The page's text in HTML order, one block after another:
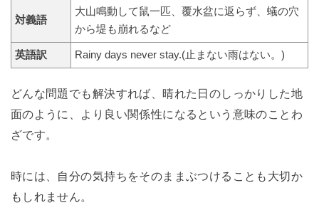
対義語
大山鳴動して鼠一匹、覆水盆に返らず、蟻の穴
から堤も崩れるなど
英語訳 Rainy days never stay.(止まない雨はない。)
どんな問題でも解決すれば、晴れた日のしっかりした地
面のように、より良い関係性になるという意味のことわ
ざです。
時には、自分の気持ちをそのままぶつけることも大切か
もしれません。